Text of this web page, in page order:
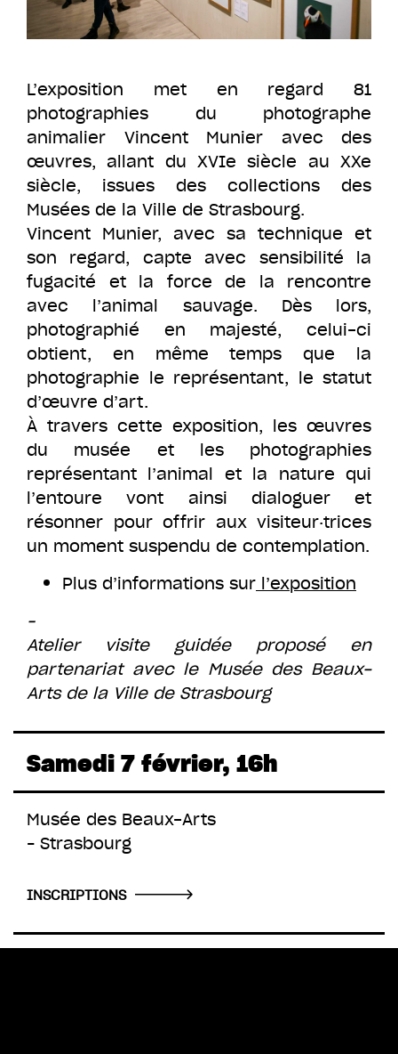
L’exposition met en regard 81
photographies du photographe
animalier Vincent Munier avec des
œuvres, allant du XVIe siècle au XXe
siècle, issues des collections des
Musées de la Ville de Strasbourg.
Vincent Munier, avec sa technique et
son regard, capte avec sensibilité la
fugacité et la force de la rencontre
avec l’animal sauvage. Dès lors,
photographié en majesté, celui-ci
obtient, en même temps que la
photographie le représentant, le statut
d’œuvre d’art.
À travers cette exposition, les œuvres
du musée et les photographies
représentant l’animal et la nature qui
l’entoure vont ainsi dialoguer et
résonner pour offrir aux visiteur·trices
un moment suspendu de contemplation.
Plus d’informations sur l’exposition
–
Atelier visite guidée proposé en
partenariat avec le Musée des Beaux-
Arts de la Ville de Strasbourg
Samedi 7 février, 16h
Musée des Beaux-Arts
– Strasbourg
INSCRIPTIONS